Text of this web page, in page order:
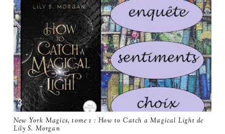
New York Magics, tome 1 : How to Catch a Magical Light de
Lily S. Morgan